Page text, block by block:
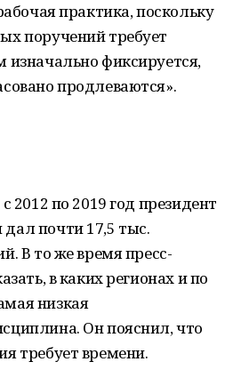
практика, поскольку
поручений требует
изначально фиксируется,
продлеваются».
2012 по 2019 год президент
почти 17,5 тыс.
В то же время пресс-
в каких регионах и по
низкая
Он пояснил, что
требует времени.